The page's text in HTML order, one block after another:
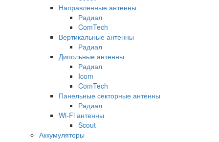
Направленные антенны
Радиал
ComTech
Вертикальные антенны
Радиал
Дипольные антенны
Радиал
Icom
ComTech
Панельные секторные антенны
Радиал
Wi-Fi антенны
Scout
Аккумуляторы